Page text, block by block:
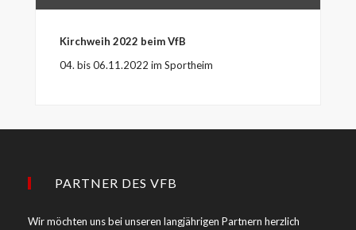
Kirchweih 2022 beim VfB
04. bis 06.11.2022 im Sportheim
PARTNER DES VFB
Wir möchten uns bei unseren langjährigen Partnern herzlich